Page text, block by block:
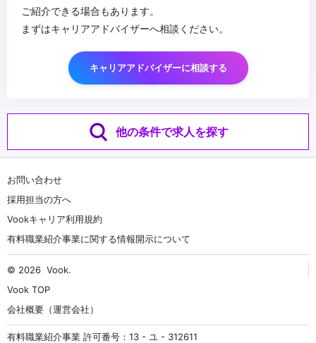
ご紹介できる場合もあります。
まずはキャリアアドバイザーへ相談ください。
キャリアアドバイザーに相談する
他の条件で求人を探す
お問い合わせ
採用担当の方へ
Vookキャリア利用規約
有料職業紹介事業に関する情報開示について
© 2026 Vook.
Vook TOP
会社概要（運営会社）
有料職業紹介事業 許可番号：13 - ユ - 312611